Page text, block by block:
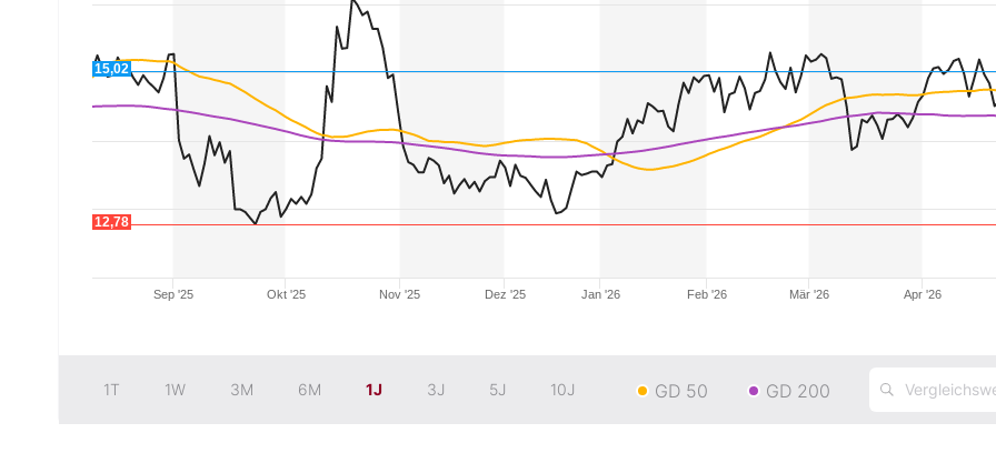
Sep '25 Okt '25 Nov '25 Dez '25 Jan '26 Feb '26 Mär '26 Apr '26
15,02
12,78
1T 1W 3M 6M 1J 3J 5J 10J GD 50 GD 200